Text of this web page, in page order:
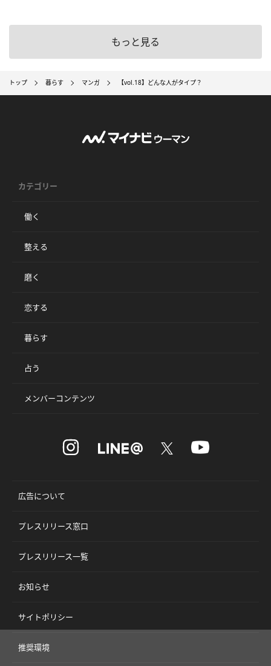
もっと見る
トップ 暮らす マンガ 【vol.18】どんな人がタイプ？
カテゴリー
働く
整える
磨く
恋する
暮らす
占う
メンバーコンテンツ
広告について
プレスリリース窓口
プレスリリース一覧
お知らせ
サイトポリシー
推奨環境